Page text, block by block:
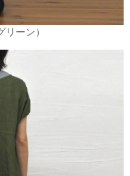
のエジプトと言われ、人
ると言われています。
ていたリネンは、その後
っともカジュアルな場面
。ヨーロッパでは、女の
した白いリネンをいっぱ
きっと多いことでしょ
代々受け継がれているテ
風や品格、美意識を象徴
ーン）